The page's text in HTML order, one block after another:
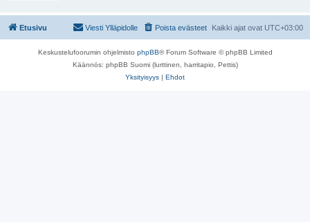
Etusivu Kaikki ajat ovat UTC+03:00
Poista evästeet
Viesti Ylläpidolle
Keskustelufoorumin ohjelmisto phpBB® Forum Software © phpBB Limited
Käännös: phpBB Suomi (lurttinen, harritapio, Pettis)
Yksityisyys | Ehdot